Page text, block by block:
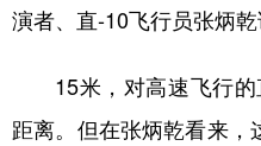
演者、直-10飞行员张炳乾
15米，对高速飞行的
距离。但在张炳乾看来，